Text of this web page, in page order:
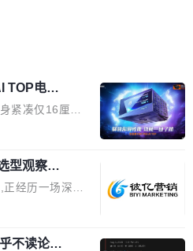
TOP电
力打造旗
紧凑仅16厘米
技嘉科技近日正
算力平台打
额定功率
3.1与PCIe 5.1
下高阶PC主机
型观察：
范式转移
经历一场深刻
机构市场从2025
将突破120亿美
不读论文